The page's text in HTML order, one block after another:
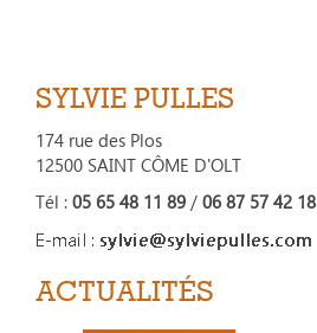
SYLVIE PULLES
174 rue des Plos
12500 SAINT CÔME D'OLT
Tél : 05 65 48 11 89 / 06 87 57 42 18
ACTUALITÉS